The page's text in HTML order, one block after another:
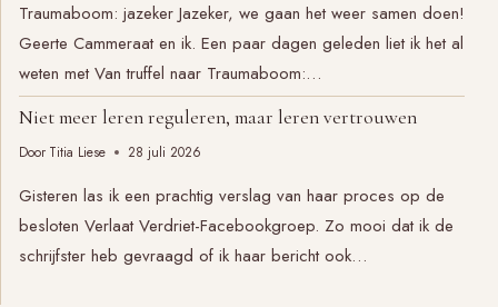
Traumaboom: jazeker Jazeker, we gaan het weer samen doen!
Geerte Cammeraat en ik. Een paar dagen geleden liet ik het al
weten met Van truffel naar Traumaboom:…
Niet meer leren reguleren, maar leren vertrouwen
Door Titia Liese 28 juli 2026
Gisteren las ik een prachtig verslag van haar proces op de
besloten Verlaat Verdriet-Facebookgroep. Zo mooi dat ik de
schrijfster heb gevraagd of ik haar bericht ook…